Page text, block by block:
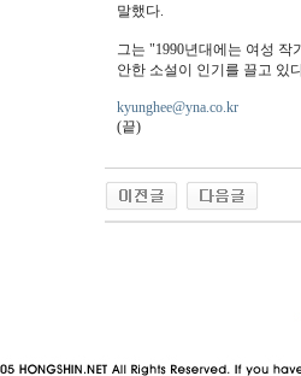
말했다.
그는 "1990년대에는 여성 작
안한 소설이 인기를 끌고 있
kyunghee@yna.co.kr
(끝)